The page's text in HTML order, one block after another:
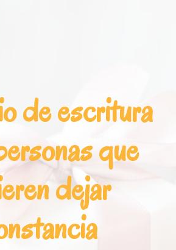
de escritura
que
dejar